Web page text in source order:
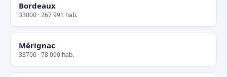
Bordeaux
33000 · 267 991 hab.
Mérignac
33700 · 78 090 hab.